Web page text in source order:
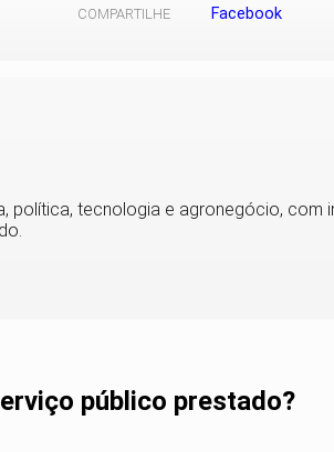
COMPARTILHE Facebook
política, tecnologia e agronegócio, com
público prestado?